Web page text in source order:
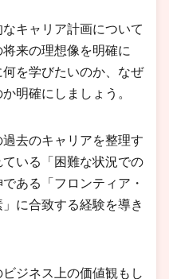
キャリア計画について
来の理想像を明確に
を学びたいのか、なぜ
明確にしましょう。
去のキャリアを整理す
いる「困難な状況での
ある「フロンティア・
に合致する経験を導き
ジネス上の価値観もし